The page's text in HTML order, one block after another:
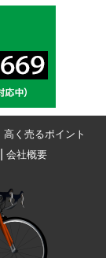
高く売るポイント
会社概要